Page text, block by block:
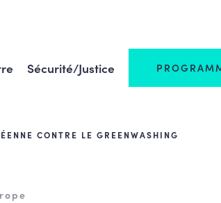
Sécurité/Justice
CONTRE LE GREENWASHING